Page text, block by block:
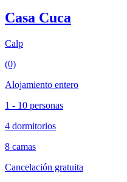
Casa Cuca
Calp
(0)
Alojamiento entero
1 - 10 personas
4 dormitorios
8 camas
Cancelación gratuita